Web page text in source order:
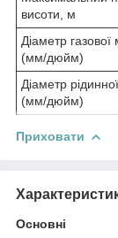
висоти, м
Діаметр газової
(мм/дюйм)
Діаметр
(мм/дюйм)
Приховати
Основні